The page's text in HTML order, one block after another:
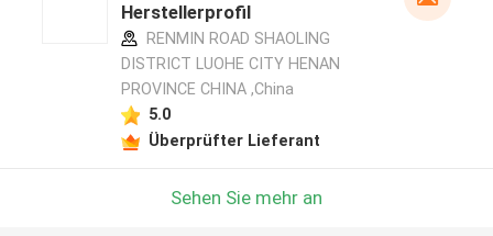
Herstellerprofil
RENMIN ROAD SHAOLING
DISTRICT LUOHE CITY HENAN
PROVINCE CHINA ,China
5.0
Überprüfter Lieferant
Sehen Sie mehr an